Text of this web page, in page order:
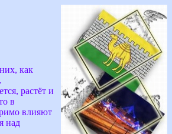
как
растёт и
в
влияют
над